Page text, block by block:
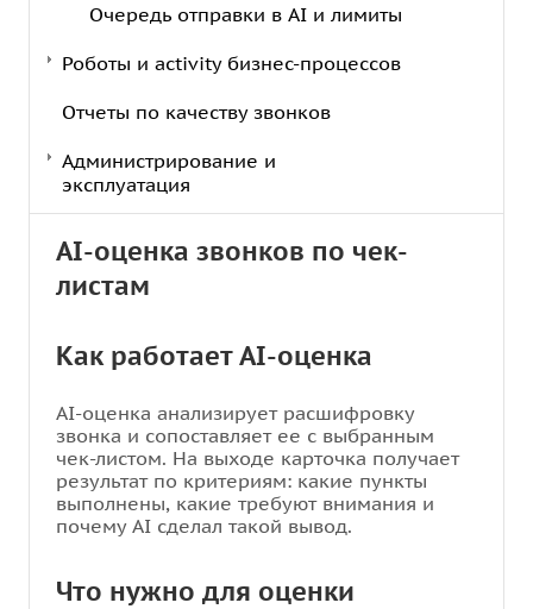
Очередь отправки в AI и лимиты
Роботы и activity бизнес-процессов
Отчеты по качеству звонков
Администрирование и
эксплуатация
AI-оценка звонков по чек-
листам
Как работает AI-оценка
AI-оценка анализирует расшифровку
звонка и сопоставляет ее с выбранным
чек-листом. На выходе карточка получает
результат по критериям: какие пункты
выполнены, какие требуют внимания и
почему AI сделал такой вывод.
Что нужно для оценки